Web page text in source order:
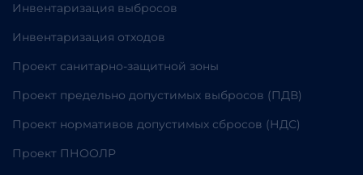
Инвентаризация выбросов
Инвентаризация отходов
Проект санитарно-защитной зоны
Проект предельно допустимых выбросов (ПДВ)
Проект нормативов допустимых сбросов (НДС)
Проект ПНООЛР